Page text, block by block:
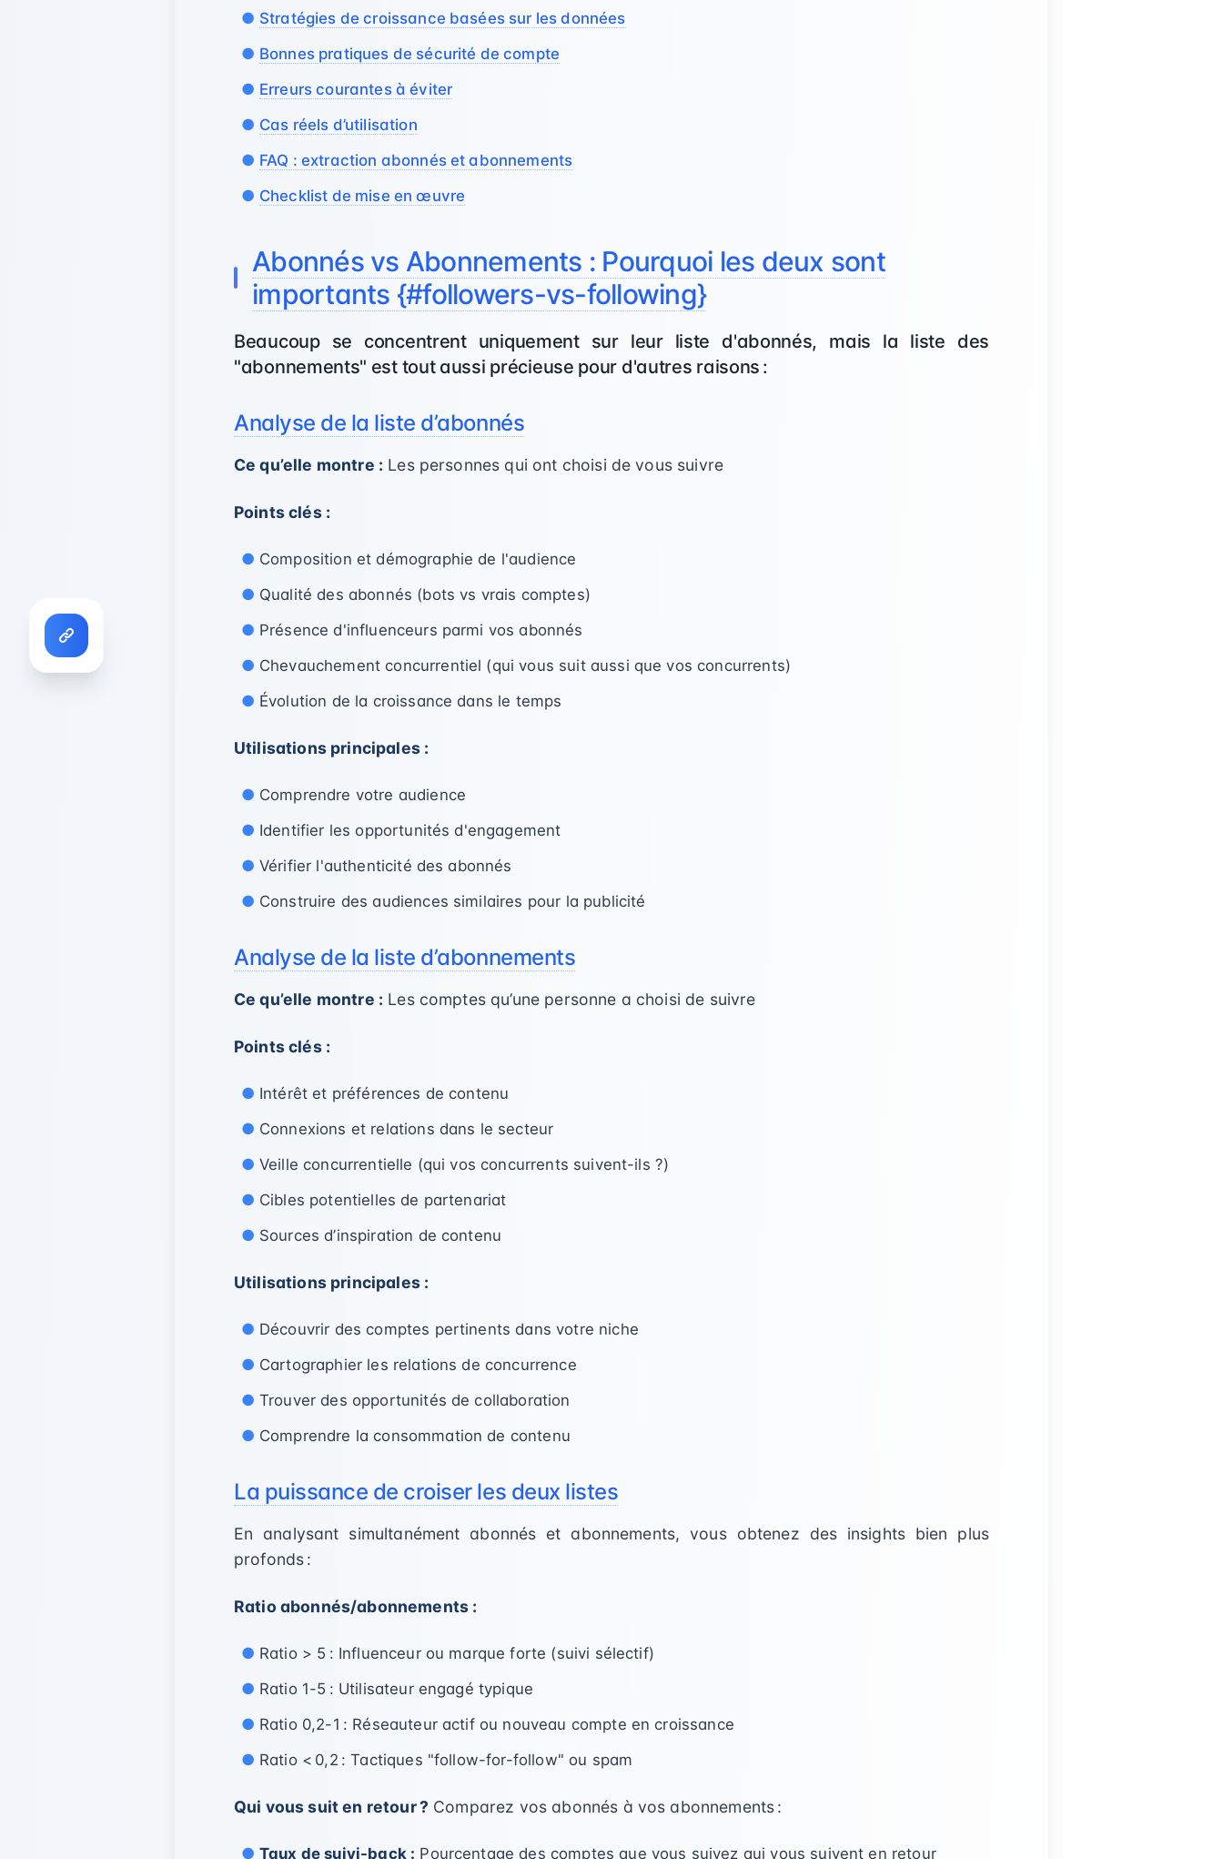
Stratégies de croissance basées sur les données
Bonnes pratiques de sécurité de compte
Erreurs courantes à éviter
Cas réels d’utilisation
FAQ : extraction abonnés et abonnements
Checklist de mise en œuvre
Abonnés vs Abonnements : Pourquoi les deux sont
importants {#followers-vs-following}
Beaucoup se concentrent uniquement sur leur liste d'abonnés, mais la liste des
"abonnements" est tout aussi précieuse pour d'autres raisons :
Analyse de la liste d’abonnés
Ce qu’elle montre : Les personnes qui ont choisi de vous suivre
Points clés :
Composition et démographie de l'audience
Qualité des abonnés (bots vs vrais comptes)
Présence d'influenceurs parmi vos abonnés
Chevauchement concurrentiel (qui vous suit aussi que vos concurrents)
Évolution de la croissance dans le temps
Utilisations principales :
Comprendre votre audience
Identifier les opportunités d'engagement
Vérifier l'authenticité des abonnés
Construire des audiences similaires pour la publicité
Analyse de la liste d’abonnements
Ce qu’elle montre : Les comptes qu’une personne a choisi de suivre
Points clés :
Intérêt et préférences de contenu
Connexions et relations dans le secteur
Veille concurrentielle (qui vos concurrents suivent-ils ?)
Cibles potentielles de partenariat
Sources d’inspiration de contenu
Utilisations principales :
Découvrir des comptes pertinents dans votre niche
Cartographier les relations de concurrence
Trouver des opportunités de collaboration
Comprendre la consommation de contenu
La puissance de croiser les deux listes
En analysant simultanément abonnés et abonnements, vous obtenez des insights bien plus
profonds :
Ratio abonnés/abonnements :
Ratio > 5 : Influenceur ou marque forte (suivi sélectif)
Ratio 1-5 : Utilisateur engagé typique
Ratio 0,2-1 : Réseauteur actif ou nouveau compte en croissance
Ratio < 0,2 : Tactiques "follow-for-follow" ou spam
Qui vous suit en retour ? Comparez vos abonnés à vos abonnements :
Taux de suivi-back : Pourcentage des comptes que vous suivez qui vous suivent en retour